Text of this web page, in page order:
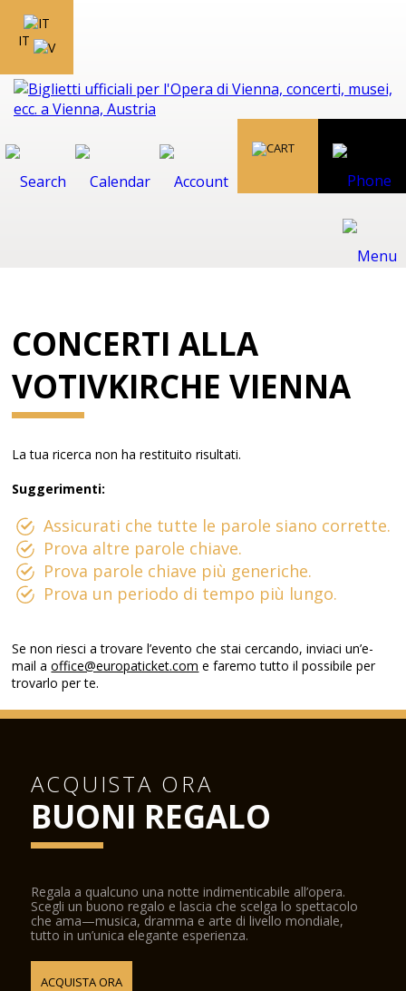
IT
CONCERTI ALLA
VOTIVKIRCHE VIENNA
La tua ricerca non ha restituito risultati.
Suggerimenti:
Assicurati che tutte le parole siano corrette.
Prova altre parole chiave.
Prova parole chiave più generiche.
Prova un periodo di tempo più lungo.
Se non riesci a trovare l’evento che stai cercando, inviaci un’e-
mail aoffice@europaticket.com e faremo tutto il possibile per
trovarlo per te.
ACQUISTA ORA
BUONI REGALO
Regala a qualcuno una notte indimenticabile all’opera.
Scegli un buono regalo e lascia che scelga lo spettacolo
che ama—musica, dramma e arte di livello mondiale,
tutto in un’unica elegante esperienza.
ACQUISTA ORA